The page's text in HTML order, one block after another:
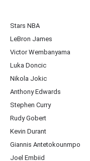
Stars NBA
LeBron James
Victor Wembanyama
Luka Doncic
Nikola Jokic
Anthony Edwards
Stephen Curry
Rudy Gobert
Kevin Durant
Giannis Antetokounmpo
Joel Embiid